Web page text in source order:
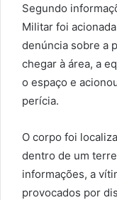
Segundo
Militar foi
denúncia sobre a
chegar à área, a
o espaço e
perícia.
O corpo foi
dentro de um
informações, a
provocados por